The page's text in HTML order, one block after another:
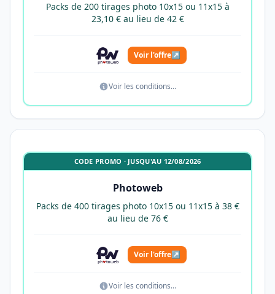
Packs de 200 tirages photo 10x15 ou 11x15 à
23,10 € au lieu de 42 €
Voir l'offre↗
Voir les conditions…
CODE PROMO · JUSQU'AU 12/08/2026
Photoweb
Packs de 400 tirages photo 10x15 ou 11x15 à 38 €
au lieu de 76 €
Voir l'offre↗
Voir les conditions…